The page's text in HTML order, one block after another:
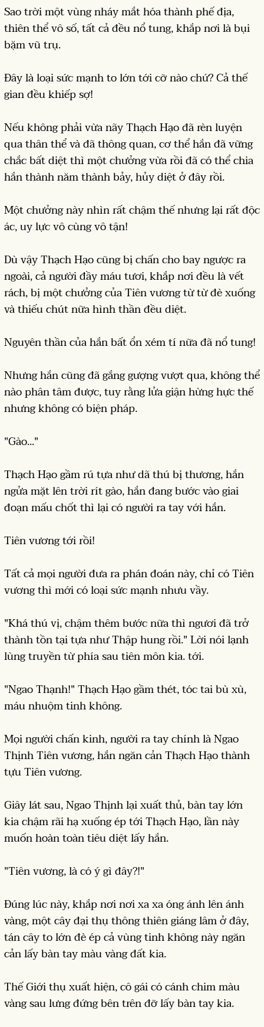
Sao trời một vùng nháy mắt hóa thành phế địa,
thiên thể vô số, tất cả đều nổ tung, khắp nơi là bụi
bặm vũ trụ.
Đây là loại sức mạnh to lớn tới cỡ nào chứ? Cả thế
gian đều khiếp sợ!
Nếu không phải vừa nãy Thạch Hạo đã rèn luyện
qua thân thể và đã thông quan, cơ thể hắn đã vững
chắc bất diệt thì một chưởng vừa rồi đã có thể chia
hắn thành năm thành bảy, hủy diệt ở đây rồi.
Một chưởng này nhìn rất chậm thế nhưng lại rất độc
ác, uy lực vô cùng vô tận!
Dù vậy Thạch Hạo cũng bị chấn cho bay ngược ra
ngoài, cả người đầy máu tươi, khắp nơi đều là vết
rách, bị một chưởng của Tiên vương từ từ đè xuống
và thiếu chút nữa hình thần đều diệt.
Nguyên thần của hắn bất ổn xém tí nữa đã nổ tung!
Nhưng hắn cũng đã gắng gượng vượt qua, không thể
nào phân tâm được, tuy rằng lửa giận hừng hực thế
nhưng không có biện pháp.
"Gào..."
Thạch Hạo gầm rú tựa như dã thú bị thương, hắn
ngửa mặt lên trời rít gào, hắn đang bước vào giai
đoạn mấu chốt thì lại có người ra tay với hắn.
Tiên vương tới rồi!
Tất cả mọi người đưa ra phán đoán này, chỉ có Tiên
vương thì mới có loại sức mạnh nhưu vầy.
"Khá thú vị, chậm thêm bước nữa thì ngươi đã trở
thành tồn tại tựa như Thập hung rồi." Lời nói lạnh
lùng truyền từ phía sau tiên môn kia. tới.
"Ngao Thạnh!" Thạch Hạo gầm thét, tóc tai bù xù,
máu nhuộm tinh không.
Mọi người chấn kinh, người ra tay chính là Ngao
Thịnh Tiên vương, hắn ngăn cản Thạch Hạo thành
tựu Tiên vương.
Giây lát sau, Ngao Thịnh lại xuất thủ, bàn tay lớn
kia chậm rãi hạ xuống ép tới Thạch Hạo, lần này
muốn hoàn toàn tiêu diệt lấy hắn.
"Tiên vương, là có ý gì đây?!"
Đúng lúc này, khắp nơi nơi xa xa óng ánh lên ánh
vàng, một cây đại thụ thông thiên giáng lâm ở đây,
tán cây to lớn đè ép cả vùng tinh không này ngăn
cản lấy bàn tay màu vàng đất kia.
Thế Giới thụ xuất hiện, cô gái có cánh chim màu
vàng sau lưng đứng bên trên đỡ lấy bàn tay kia.